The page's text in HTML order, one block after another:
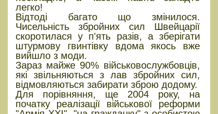
легко!
Відтоді багато що змінилося.
Чисельність збройних сил Швейцарії
скоротилася у п'ять разів, а зберігати
штурмову гвинтівку вдома якось вже
вийшло з моди.
Зараз майже 90% військовослужбовців,
які звільняються з лав збройних сил,
відмовляються забирати зброю додому.
Для порівняння, ще 2004 року, на
початку реалізації військової реформи